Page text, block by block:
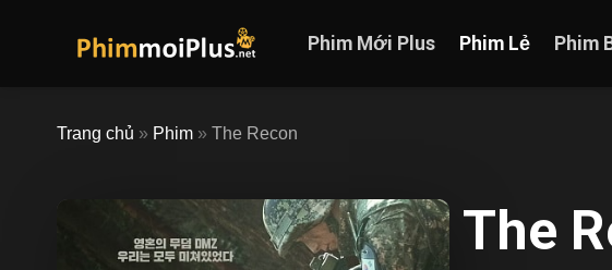
Phim Mới Plus Phim Lẻ Phim
Trang chủ » Phim » The Recon
The